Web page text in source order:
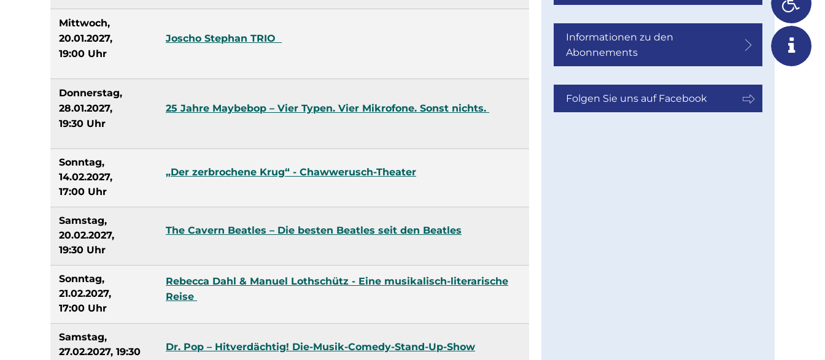
Mittwoch,
20.01.2027,
19:00 Uhr
Joscho Stephan TRIO
Donnerstag,
28.01.2027,
19:30 Uhr
25 Jahre Maybebop – Vier Typen. Vier Mikrofone. Sonst nichts.
Sonntag,
14.02.2027,
17:00 Uhr
„Der zerbrochene Krug“ - Chawwerusch-Theater
Samstag,
20.02.2027,
19:30 Uhr
The Cavern Beatles – Die besten Beatles seit den Beatles
Sonntag,
21.02.2027,
17:00 Uhr
Rebecca Dahl & Manuel Lothschütz - Eine musikalisch-literarische
Reise
Samstag,
27.02.2027, 19:30
Dr. Pop – Hitverdächtig! Die-Musik-Comedy-Stand-Up-Show
Informationen zu den
Abonnements
Folgen Sie uns auf Facebook